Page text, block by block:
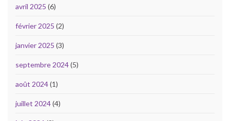
avril 2025 (6)
février 2025 (2)
janvier 2025 (3)
septembre 2024(5)
août 2024(1)
juillet 2024(4)